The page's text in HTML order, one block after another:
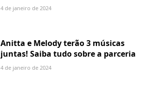
4 de janeiro de 2024
Anitta e Melody terão 3 músicas
juntas! Saiba tudo sobre a parceria
4 de janeiro de 2024